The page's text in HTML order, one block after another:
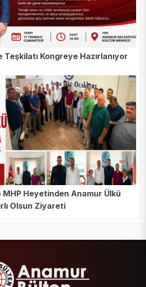
Teşkilatı Kongreye Hazırlanıyor
MHP Heyetinden Anamur Ülkü
Olsun Ziyareti